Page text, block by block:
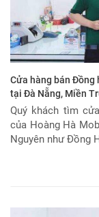
Cửa hàng bán Đồng
tại Đà Nẵng, Miền
Quý khách tìm
của Hoàng Hà
Nguyên như Đồng